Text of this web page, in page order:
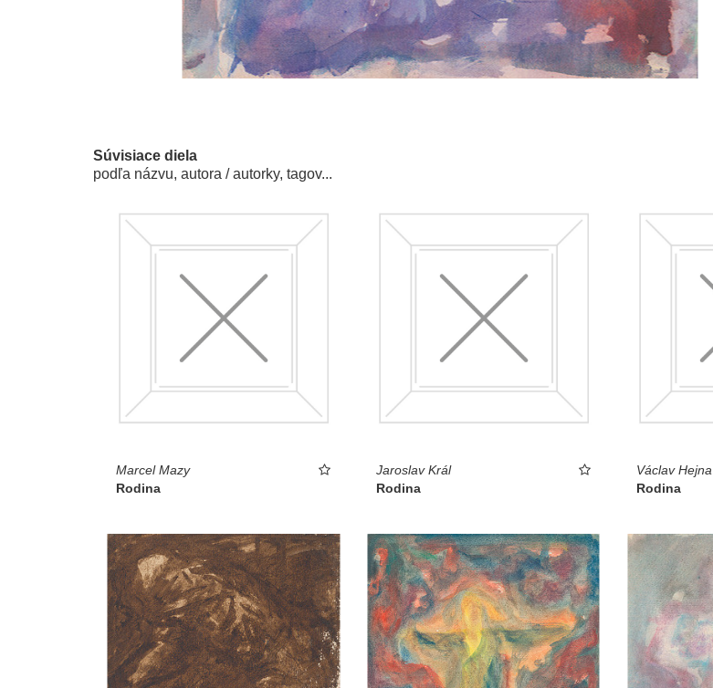
Súvisiace diela
podľa názvu, autora / autorky, tagov...
Marcel Mazy
Rodina
Jaroslav Král
Rodina
Václav Hejna
Rodina